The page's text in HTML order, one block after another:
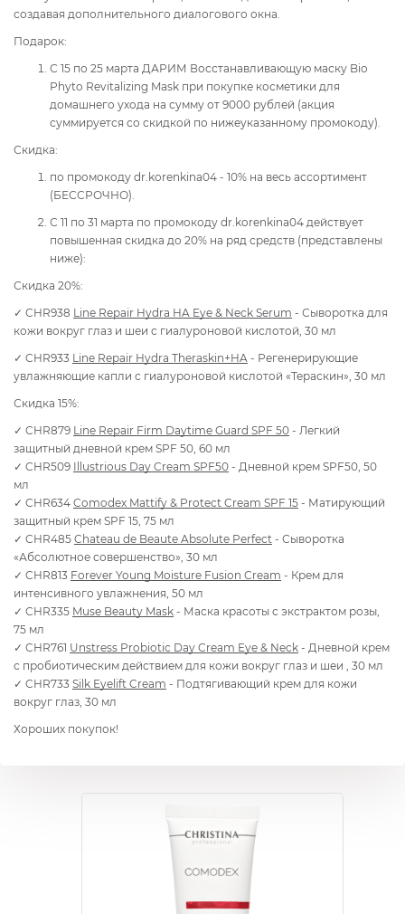
создавая дополнительного диалогового окна.
Подарок:
С 15 по 25 марта ДАРИМ Восстанавливающую маску Bio
Phyto Revitalizing Mask при покупке косметики для
домашнего ухода на сумму от 9000 рублей (акция
суммируется со скидкой по нижеуказанному промокоду).
Скидка:
по промокоду dr.korenkina04 - 10% на весь ассортимент
(БЕССРОЧНО).
С 11 по 31 марта по промокоду dr.korenkina04 действует
повышенная скидка до 20% на ряд средств (представлены
ниже):
Скидка 20%:
✓ CHR938 Line Repair Hydra HA Eye & Neck Serum - Сыворотка для
кожи вокруг глаз и шеи с гиалуроновой кислотой, 30 мл
✓ CHR933 Line Repair Hydra Theraskin+HA - Регенерирующие
увлажняющие капли с гиалуроновой кислотой «Тераскин», 30 мл
Скидка 15%:
✓ CHR879 Line Repair Firm Daytime Guard SPF 50 - Легкий
защитный дневной крем SPF 50, 60 мл
✓ CHR509 Illustrious Day Cream SPF50 - Дневной крем SPF50, 50
мл
✓ CHR634 Comodex Mattify & Protect Cream SPF 15 - Матирующий
защитный крем SPF 15, 75 мл
✓ CHR485 Chateau de Beaute Absolute Perfect - Сыворотка
«Абсолютное совершенство», 30 мл
✓ CHR813 Forever Young Moisture Fusion Cream - Крем для
интенсивного увлажнения, 50 мл
✓ CHR335 Muse Beauty Mask - Маска красоты с экстрактом розы,
75 мл
✓ CHR761 Unstress Probiotic Day Cream Eye & Neck - Дневной крем
с пробиотическим действием для кожи вокруг глаз и шеи , 30 мл
✓ CHR733 Silk Eyelift Cream - Подтягивающий крем для кожи
вокруг глаз, 30 мл
Хороших покупок!